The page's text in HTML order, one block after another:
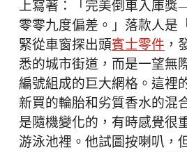
上寫著：「完美倒車入庫
零零九度偏差。」落款人是
緊從車窗探出頭賓士零件，
悉的城市街道，而是一望無
編號組成的巨大網格。這裡
新買的輪胎和劣質香水的混
是隨機變化的，有時感覺很
游泳池裡。他試圖按喇叭，